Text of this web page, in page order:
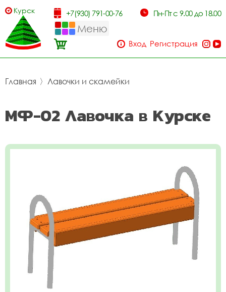
Курск +7(930) 791-00-76 Пн-Пт с 9.00 до 18.00
Меню
Вход Регистрация
Главная 〉 Лавочки и скамейки
МФ-02 Лавочка в Курске